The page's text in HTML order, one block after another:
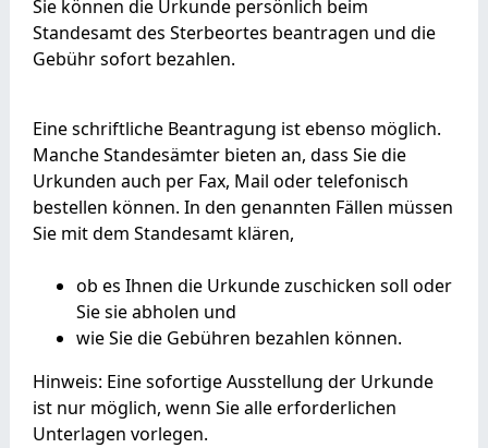
Sie können die Urkunde persönlich beim
Standesamt des Sterbeortes beantragen und die
Gebühr sofort bezahlen.
Eine schriftliche Beantragung ist ebenso möglich.
Manche Standesämter bieten an, dass Sie die
Urkunden auch per Fax, Mail oder telefonisch
bestellen können. In den genannten Fällen müssen
Sie mit dem Standesamt klären,
ob es Ihnen die Urkunde zuschicken soll oder
Sie sie abholen und
wie Sie die Gebühren bezahlen können.
Hinweis: Eine sofortige Ausstellung der Urkunde
ist nur möglich, wenn Sie alle erforderlichen
Unterlagen vorlegen.